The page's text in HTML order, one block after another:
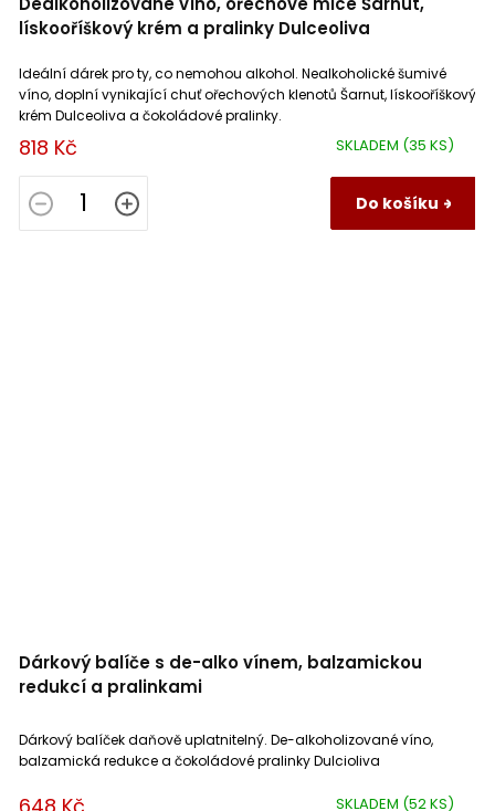
lískooříškový krém a pralinky Dulceoliva
SKLADEM (35 KS)
818 Kč
Do košíku
Ideální dárek pro ty, co nemohou alkohol. Nealkoholické šumivé
víno, doplní vynikající chuť ořechových klenotů Šarnut, lískooříškový
krém Dulceoliva a čokoládové pralinky.
Dárkový balíče s de-alko vínem, balzamickou
redukcí a pralinkami
SKLADEM (52 KS)
Dárkový balíček daňově uplatnitelný. De-alkoholizované víno,
balzamická redukce a čokoládové pralinky Dulcioliva